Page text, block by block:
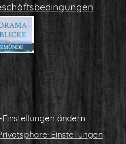
ändern
Einstellungen